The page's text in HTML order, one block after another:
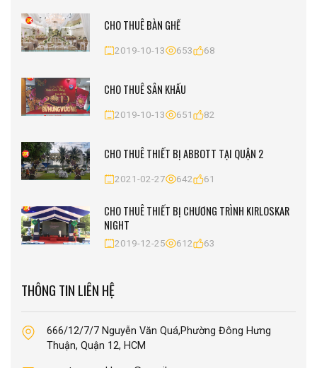
CHO THUÊ BÀN GHẾ
2019-10-13 653 68
CHO THUÊ SÂN KHẤU
2019-10-13 651 82
CHO THUÊ THIẾT BỊ ABBOTT TẠI QUẬN 2
2021-02-27 642 61
CHO THUÊ THIẾT BỊ CHƯƠNG TRÌNH KIRLOSKAR
NIGHT
2019-12-25 612 63
THÔNG TIN LIÊN HỆ
666/12/7/7 Nguyễn Văn Quá,Phường Đông Hưng
Thuận, Quận 12, HCM